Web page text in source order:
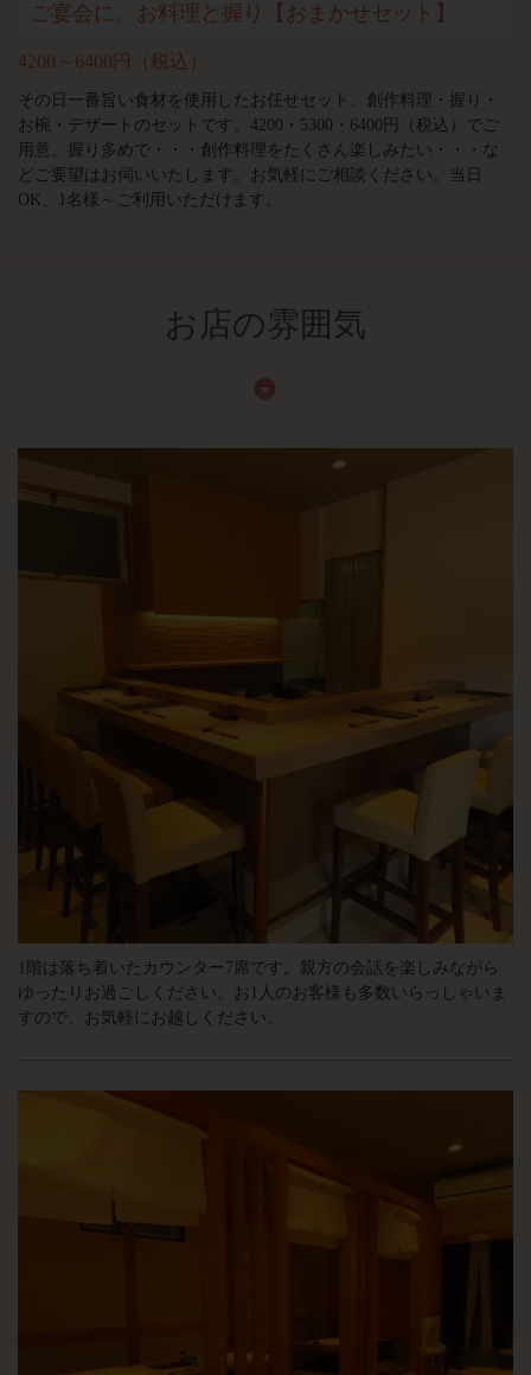
ご宴会に。お料理と握り【おまかせセット】
4200～6400円（税込）
その日一番旨い食材を使用したお任せセット。創作料理・握り・
お椀・デザートのセットです。4200・5300・6400円（税込）でご
用意。握り多めで・・・創作料理をたくさん楽しみたい・・・な
どご要望はお伺いいたします。お気軽にご相談ください。当日
OK、1名様～ご利用いただけます。
お店の雰囲気
1階は落ち着いたカウンター7席です。親方の会話を楽しみながら
ゆったりお過ごしください。お1人のお客様も多数いらっしゃいま
すので、お気軽にお越しください。